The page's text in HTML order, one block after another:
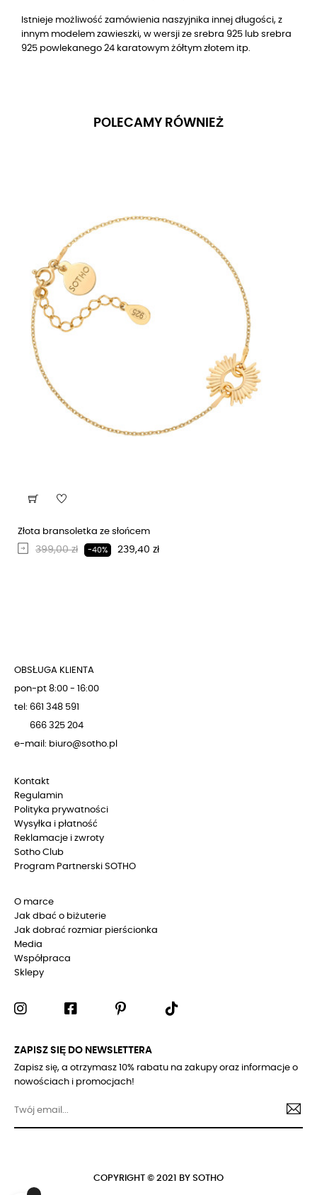
Istnieje możliwość zamówienia naszyjnika innej długości, z
innym modelem zawieszki, w wersji ze srebra 925 lub srebra
925 powlekanego 24 karatowym żółtym złotem itp.
POLECAMY RÓWNIEŻ
Złota bransoletka ze słońcem
Regularna cena
399,00 zł -40% Cena
239,40 zł
OBSŁUGA KLIENTA
pon-pt 8:00 - 16:00
tel: 661 348 591
666 325 204
e-mail: biuro@sotho.pl
Kontakt
Regulamin
Polityka prywatności
Wysyłka i płatność
Reklamacje i zwroty
Sotho Club
Program Partnerski SOTHO
O marce
Jak dbać o biżuterie
Jak dobrać rozmiar pierścionka
Media
Współpraca
Sklepy
ZAPISZ SIĘ DO NEWSLETTERA
Zapisz się, a otrzymasz 10% rabatu na zakupy oraz informacje o
nowościach i promocjach!
COPYRIGHT © 2021 BY SOTHO